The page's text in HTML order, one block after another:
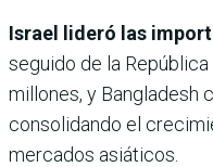
Israel lideró las
seguido de la
millones, y Bangladesh
consolidando el
mercados asiáticos.